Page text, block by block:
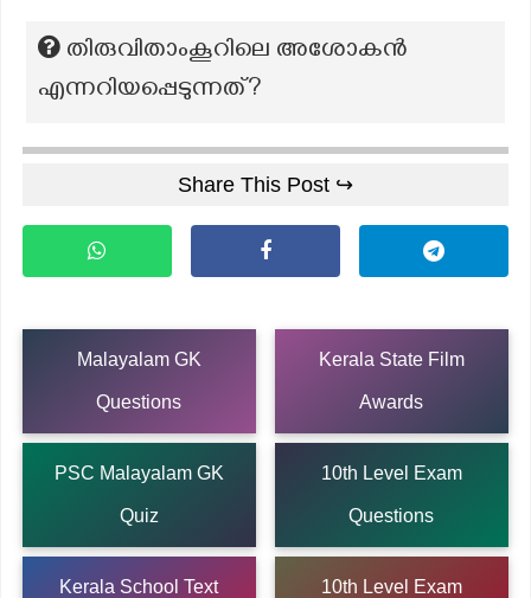
തിരുവിതാംകൂറിലെ അശോകൻ
എന്നറിയപ്പെടുന്നത്?
Share This Post ↪
Malayalam GK
Questions
Kerala State Film
Awards
PSC Malayalam GK
Quiz
10th Level Exam
Questions
Kerala School Text 10th Level Exam